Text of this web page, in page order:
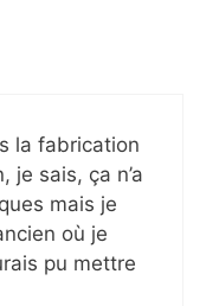
la fabrication
je sais, ça n’a
mais je
où je
pu mettre